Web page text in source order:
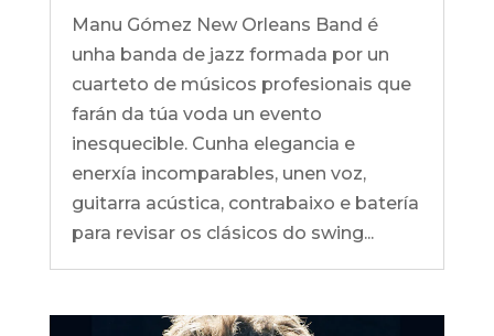
Manu Gómez New Orleans Band é
unha banda de jazz formada por un
cuarteto de músicos profesionais que
farán da túa voda un evento
inesquecible. Cunha elegancia e
enerxía incomparables, unen voz,
guitarra acústica, contrabaixo e batería
para revisar os clásicos do swing...